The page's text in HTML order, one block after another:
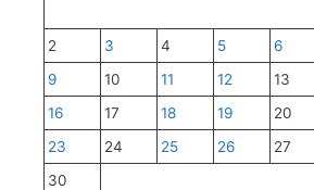
2
3 4 5 6
9
10 11 12 13
16
17 18 19 20
23
24 25 26 27
30